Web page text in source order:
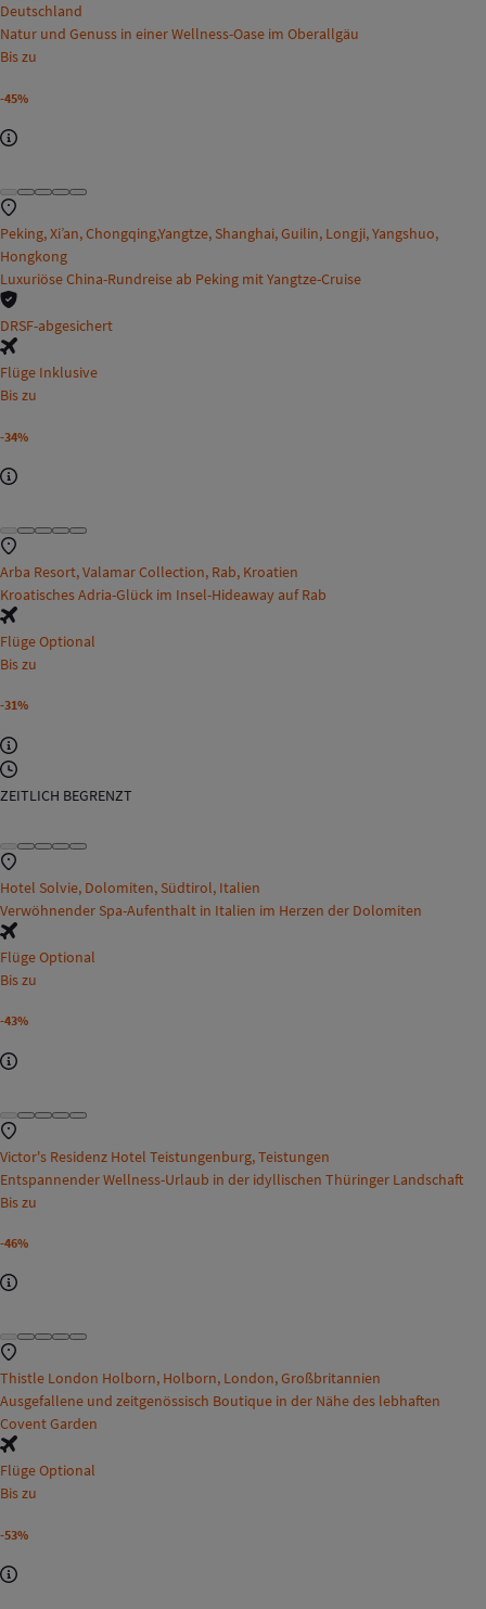
Deutschland
Natur und Genuss in einer Wellness-Oase im Oberallgäu
Bis zu
-45%
Peking, Xi’an, Chongqing,Yangtze, Shanghai, Guilin, Longji, Yangshuo,
Hongkong
Luxuriöse China-Rundreise ab Peking mit Yangtze-Cruise
DRSF-abgesichert
Flüge Inklusive
Bis zu
-34%
Arba Resort, Valamar Collection, Rab, Kroatien
Kroatisches Adria-Glück im Insel-Hideaway auf Rab
Flüge Optional
Bis zu
-31%
ZEITLICH BEGRENZT
Hotel Solvie, Dolomiten, Südtirol, Italien
Verwöhnender Spa-Aufenthalt in Italien im Herzen der Dolomiten
Flüge Optional
Bis zu
-43%
Victor's Residenz Hotel Teistungenburg, Teistungen
Entspannender Wellness-Urlaub in der idyllischen Thüringer Landschaft
Bis zu
-46%
Thistle London Holborn, Holborn, London, Großbritannien
Ausgefallene und zeitgenössisch Boutique in der Nähe des lebhaften
Covent Garden
Flüge Optional
Bis zu
-53%